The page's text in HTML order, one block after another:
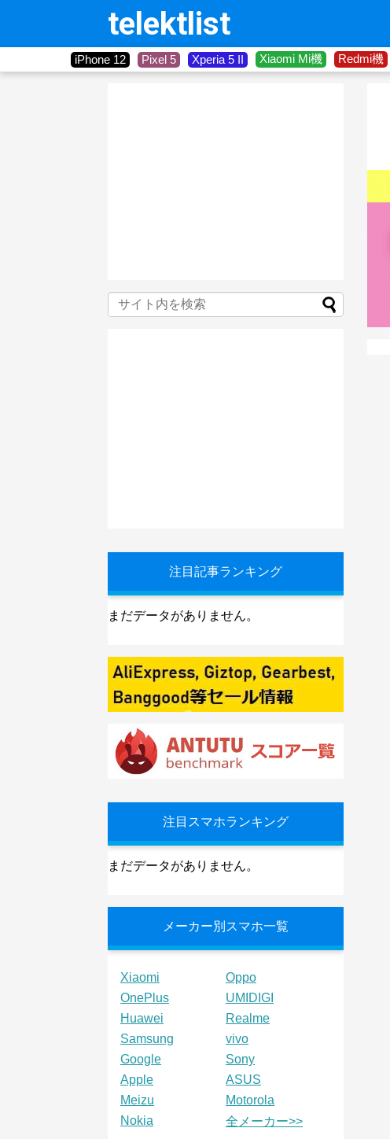
telektlist
iPhone 12 Pixel 5 Xperia 5 II Xiaomi Mi機 Redmi機
注目記事ランキング
まだデータがありません。
注目スマホランキング
まだデータがありません。
メーカー別スマホ一覧
Xiaomi
Oppo
OnePlus
UMIDIGI
Huawei
Realme
Samsung
vivo
Google
Sony
Apple
ASUS
Meizu
Motorola
Nokia
全メーカー>>